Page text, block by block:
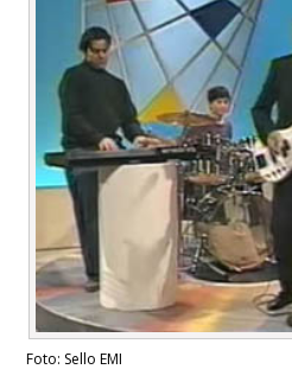
Foto: Sello EMI